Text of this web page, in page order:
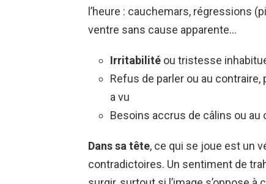
l’heure : cauchemars, régressions
ventre sans cause apparente…
Irritabilité ou tristesse
Refus de parler ou au
a vu
Besoins accrus de câlins ou au
Dans sa tête, ce qui se joue est un
contradictoires. Un sentiment de